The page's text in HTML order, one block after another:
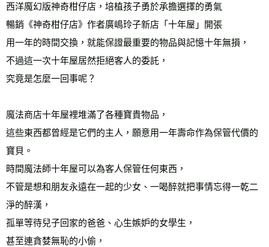
付款後7-11取貨
每筆NT$70，滿NT$799(含以上)免運費
離島宅配
每筆NT$200，滿NT$99,999(含以上)免運費
海外叢書運費
雜誌海外運費 查看運費
西洋魔幻版神奇柑仔店，培植孩子勇於承擔選擇的勇氣
暢銷《神奇柑仔店》作者廣嶋玲子新店「十年屋」開張
用一年的時間交換，就能保證最重要的物品與記憶十年無損，
不過這一次十年屋居然拒絕客人的委託，
究竟是怎麼一回事呢？
魔法商店十年屋裡堆滿了各種寶貴物品，
這些東西都曾經是它們的主人，願意用一年壽命作為保管代價的
寶貝。
時間魔法師十年屋可以為客人保管任何東西，
不管是想和朋友永遠在一起的少女、一喝醉就把事情忘得一乾二
淨的醉漢，
孤單等待兒子回家的爸爸、心生嫉妒的女學生，
甚至連貪婪無恥的小偷，